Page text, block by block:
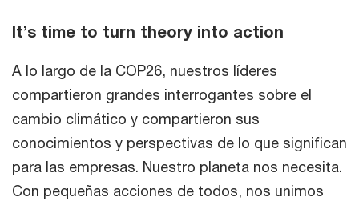
It’s time to turn theory into action
A lo largo de la COP26, nuestros líderes
compartieron grandes interrogantes sobre el
cambio climático y compartieron sus
conocimientos y perspectivas de lo que significan
para las empresas. Nuestro planeta nos necesita.
Con pequeñas acciones de todos, nos unimos